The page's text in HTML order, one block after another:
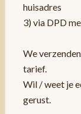
huisadres
3) via DPD
We
tarief.
Wil / weet je
gerust.